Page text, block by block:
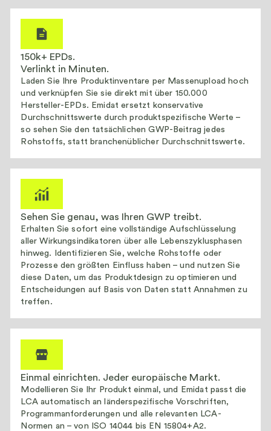
150k+ EPDs.
Verlinkt in Minuten.
Laden Sie Ihre Produktinventare per Massenupload hoch
und verknüpfen Sie sie direkt mit über 150.000
Hersteller-EPDs. Emidat ersetzt konservative
Durchschnittswerte durch produktspezifische Werte –
so sehen Sie den tatsächlichen GWP-Beitrag jedes
Rohstoffs, statt branchenüblicher Durchschnittswerte.
Sehen Sie genau, was Ihren GWP treibt.
Erhalten Sie sofort eine vollständige Aufschlüsselung
aller Wirkungsindikatoren über alle Lebenszyklusphasen
hinweg. Identifizieren Sie, welche Rohstoffe oder
Prozesse den größten Einfluss haben – und nutzen Sie
diese Daten, um das Produktdesign zu optimieren und
Entscheidungen auf Basis von Daten statt Annahmen zu
treffen.
Einmal einrichten. Jeder europäische Markt.
Modellieren Sie Ihr Produkt einmal, und Emidat passt die
LCA automatisch an länderspezifische Vorschriften,
Programmanforderungen und alle relevanten LCA-
Normen an – von ISO 14044 bis EN 15804+A2.